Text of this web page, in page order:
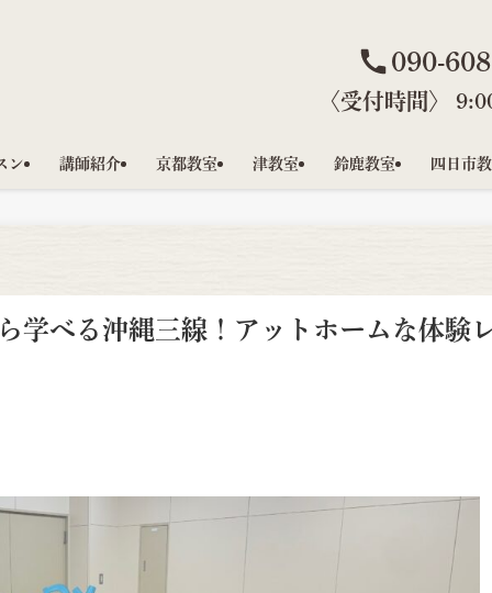
ン 講師紹介 京都教室 津教室 鈴鹿教室 四日市
090-
〈受付時間〉
学べる沖縄三線！アットホームな体験